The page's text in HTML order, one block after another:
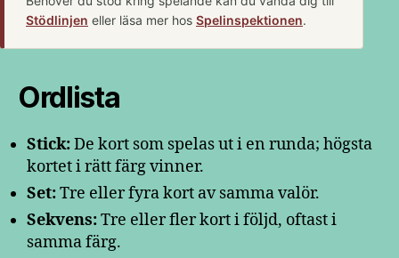
Stödlinjen eller läsa mer hos Spelinspektionen.
Ordlista
Stick:De kort som spelas ut i en runda; högsta
kortet i rätt färg vinner.
Set:Tre eller fyra kort av samma valör.
Sekvens:Tre eller fler kort i följd, oftast i
samma färg.